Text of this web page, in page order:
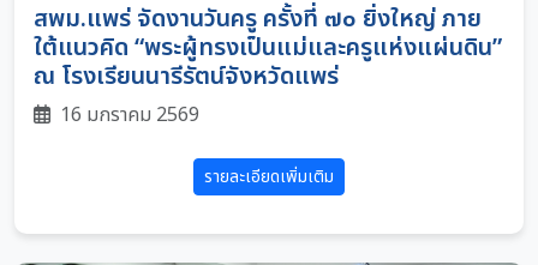
สพม.แพร่ จัดงานวันครู ครั้งที่ ๗๐ ยิ่งใหญ่ ภาย
ใต้แนวคิด “พระผู้ทรงเป็นแม่และครูแห่งแผ่นดิน”
ณ โรงเรียนนารีรัตน์จังหวัดแพร่
16 มกราคม 2569
รายละเอียดเพิ่มเติม